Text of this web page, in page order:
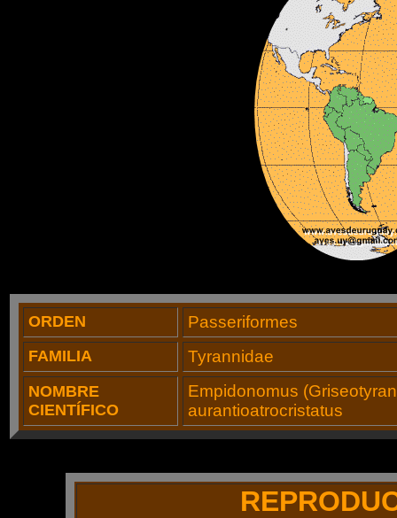
ORDEN Passeriformes
FAMILIA Tyrannidae
NOMBRE
CIENTÍFICO
Empidonomus
aurantioatrocristatus